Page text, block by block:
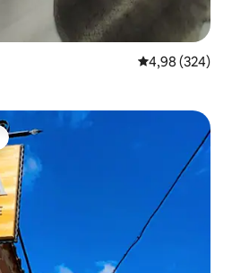
4,98 de uma
4,98 (324)